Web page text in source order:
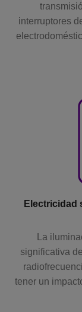
interruptores
Electricidad
La
significativa
tener un